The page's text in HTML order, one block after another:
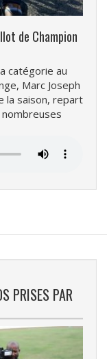
de Champion
catégorie au
Marc Joseph
la saison, repart
PRISES PAR